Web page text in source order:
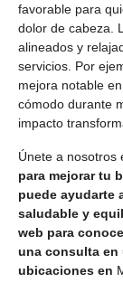
favorable para
dolor de cabeza.
alineados y
servicios. Por
mejora notable
cómodo durante
impacto
Únete a nosotros
para mejorar tu
puede ayudarte
saludable y
web para
una consulta en
ubicaciones en